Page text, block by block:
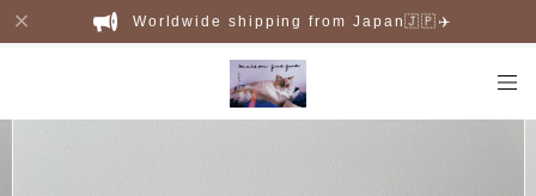
Worldwide shipping from Japan🇯🇵✈️